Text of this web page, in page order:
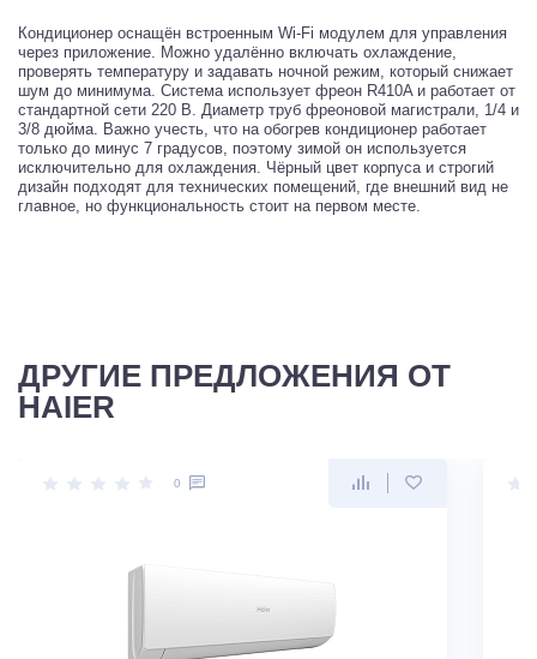
Кондиционер оснащён встроенным Wi-Fi модулем для управления
через приложение. Можно удалённо включать охлаждение,
проверять температуру и задавать ночной режим, который снижает
шум до минимума. Система использует фреон R410A и работает от
стандартной сети 220 В. Диаметр труб фреоновой магистрали, 1/4 и
3/8 дюйма. Важно учесть, что на обогрев кондиционер работает
только до минус 7 градусов, поэтому зимой он используется
исключительно для охлаждения. Чёрный цвет корпуса и строгий
дизайн подходят для технических помещений, где внешний вид не
главное, но функциональность стоит на первом месте.
ДРУГИЕ ПРЕДЛОЖЕНИЯ ОТ
HAIER
0